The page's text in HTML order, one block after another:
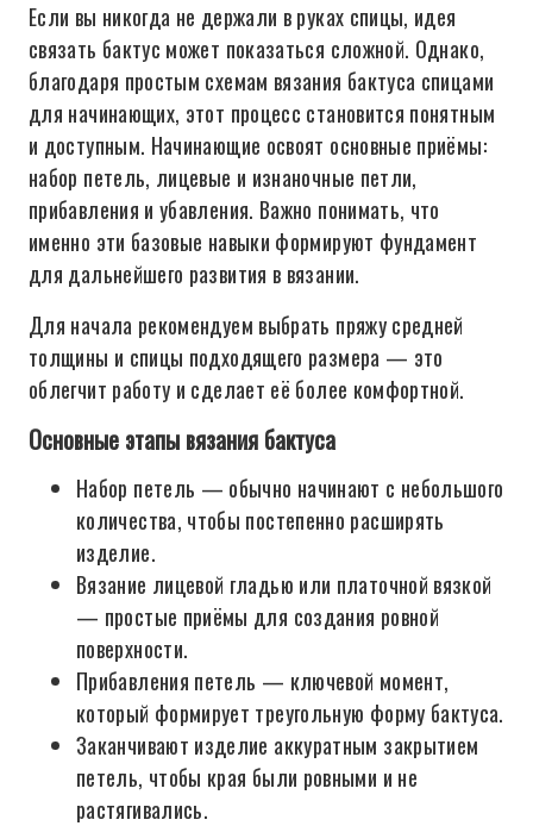
Если вы никогда не держали в руках спицы, идея
связать бактус может показаться сложной. Однако,
благодаря простым схемам вязания бактуса спицами
для начинающих, этот процесс становится понятным
и доступным. Начинающие освоят основные приёмы:
набор петель, лицевые и изнаночные петли,
прибавления и убавления. Важно понимать, что
именно эти базовые навыки формируют фундамент
для дальнейшего развития в вязании.
Для начала рекомендуем выбрать пряжу средней
толщины и спицы подходящего размера — это
облегчит работу и сделает её более комфортной.
Основные этапы вязания бактуса
Набор петель — обычно начинают с небольшого
количества, чтобы постепенно расширять
изделие.
Вязание лицевой гладью или платочной вязкой
— простые приёмы для создания ровной
поверхности.
Прибавления петель — ключевой момент,
который формирует треугольную форму бактуса.
Заканчивают изделие аккуратным закрытием
петель, чтобы края были ровными и не
растягивались.